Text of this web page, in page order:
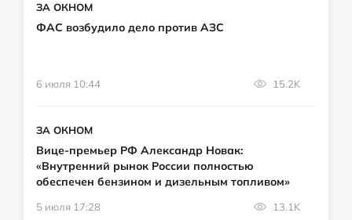
ЗА ОКНОМ
ФАС возбудило дело против АЗС
6 июля 10:44 15.2K
ЗА ОКНОМ
Вице-премьер РФ Александр Новак:
«Внутренний рынок России полностью
обеспечен бензином и дизельным топливом»
5 июля 17:28 13.1K